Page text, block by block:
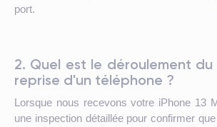
port.
2. Quel est le déroulement du
reprise d'un téléphone ?
Lorsque nous recevons votre iPhone 13
une inspection détaillée pour confirmer